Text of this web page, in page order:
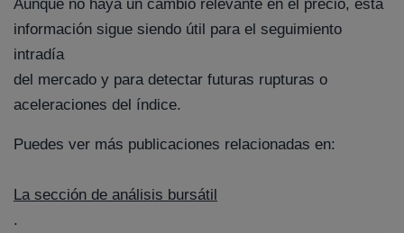
Aunque no haya un cambio relevante en el precio, esta
información sigue siendo útil para el seguimiento
intradía
del mercado y para detectar futuras rupturas o
aceleraciones del índice.
Puedes ver más publicaciones relacionadas en:
La sección de análisis bursátil
.